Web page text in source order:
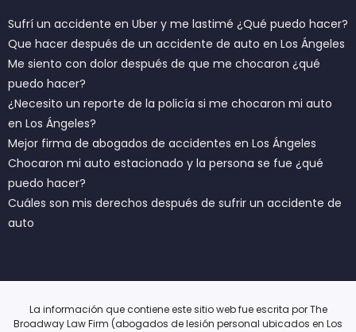
Sufrí un accidente en Uber y me lastimé ¿Qué puedo hacer?
Que hacer después de un accidente de auto en Los Ángeles
Me siento con dolor después de que me chocaron ¿qué
puedo hacer?
¿Necesito un reporte de la policía si me chocaron mi auto
en Los Ángeles?
Mejor firma de abogados de accidentes en Los Ángeles
Chocaron mi auto estacionado y la persona se fue ¿qué
puedo hacer?
Cuáles son mis derechos después de sufrir un accidente de
auto
La información que contiene este sitio web fue escrita por The
Broadway Law Firm (abogados de lesión personal ubicados en Los